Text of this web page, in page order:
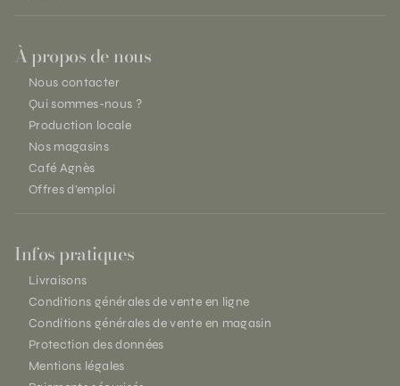
À propos de nous
Nous contacter
Qui sommes-nous ?
Production locale
Nos magasins
Café Agnès
Offres d'emploi
Infos pratiques
Livraisons
Conditions générales de vente en ligne
Conditions générales de vente en magasin
Protection des données
Mentions légales